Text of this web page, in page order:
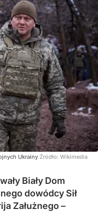
Ukrainy Źródło: Wikimedia
Biały Dom
dowódcy Sił
Załużnego –